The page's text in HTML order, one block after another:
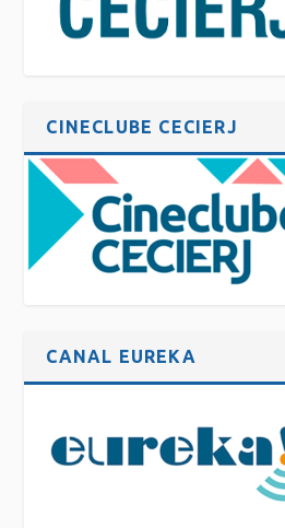
CINECLUBE CECIERJ
CANAL EUREKA